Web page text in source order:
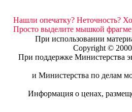
Нашли опечатку? Неточность?
Просто выделите мышкой
При использовании
Copyright ©
При поддержке Министерства
и Министерства по делам
Информация о ценах,